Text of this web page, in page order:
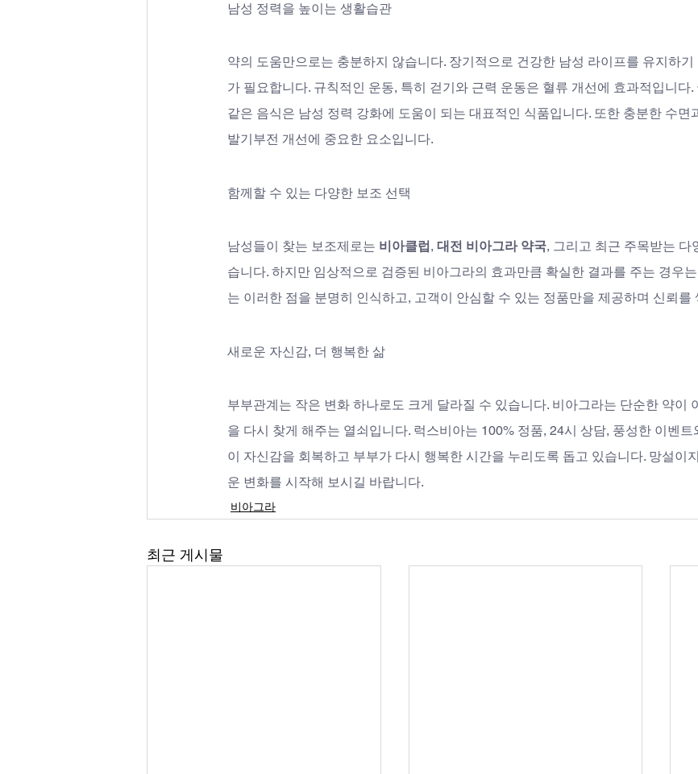
남성 정력을 높이는 생활습관
약의 도움만으로는 충분하지 않습니다. 장기적으로 건강한 남성 라이프를 유지하
가 필요합니다. 규칙적인 운동, 특히 걷기와 근력 운동은 혈류 개선에 효과적입니다.
같은 음식은 남성 정력 강화에 도움이 되는 대표적인 식품입니다. 또한 충분한 수면
발기부전 개선에 중요한 요소입니다.
함께할 수 있는 다양한 보조 선택
남성들이 찾는 보조제로는 비아클럽, 대전 비아그라 약국, 그리고 최근 주목받는 다
습니다. 하지만 임상적으로 검증된 비아그라의 효과만큼 확실한 결과를 주는 경우
는 이러한 점을 분명히 인식하고, 고객이 안심할 수 있는 정품만을 제공하며 신뢰를
새로운 자신감, 더 행복한 삶
부부관계는 작은 변화 하나로도 크게 달라질 수 있습니다. 비아그라는 단순한 약이
을 다시 찾게 해주는 열쇠입니다. 럭스비아는 100% 정품, 24시 상담, 풍성한 이벤
이 자신감을 회복하고 부부가 다시 행복한 시간을 누리도록 돕고 있습니다. 망설이
운 변화를 시작해 보시길 바랍니다.
비아그라
최근 게시물